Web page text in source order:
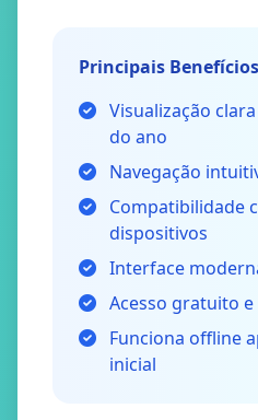
Principais
Visualização
do ano
Navegação
Compatibilidade
dispositivos
Interface
Acesso gratuito
Funciona offline
inicial